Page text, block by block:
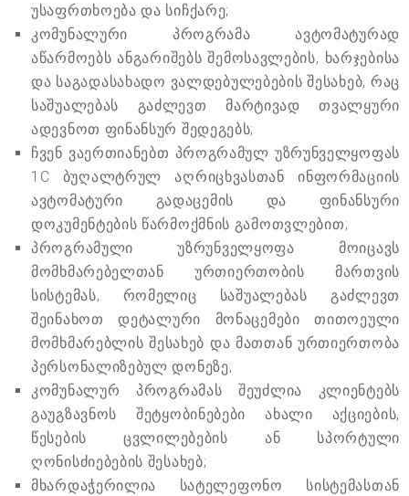
უსაფრთხოება და სიჩქარე;
კომუნალური პროგრამა ავტომატურად
აწარმოებს ანგარიშებს შემოსავლების, ხარჯებისა
და საგადასახადო ვალდებულებების შესახებ, რაც
საშუალებას გაძლევთ მარტივად თვალყური
ადევნოთ ფინანსურ შედეგებს;
ჩვენ ვაერთიანებთ პროგრამულ უზრუნველყოფას
1C ბუღალტრულ აღრიცხვასთან ინფორმაციის
ავტომატური გადაცემის და ფინანსური
დოკუმენტების წარმოქმნის გამოთვლებით;
პროგრამული უზრუნველყოფა მოიცავს
მომხმარებელთან ურთიერთობის მართვის
სისტემას, რომელიც საშუალებას გაძლევთ
შეინახოთ დეტალური მონაცემები თითოეული
მომხმარებლის შესახებ და მათთან ურთიერთობა
პერსონალიზებულ დონეზე;
კომუნალურ პროგრამას შეუძლია კლიენტებს
გაუგზავნოს შეტყობინებები ახალი აქციების,
წესების ცვლილებების ან სპორტული
ღონისძიებების შესახებ;
მხარდაჭერილია სატელეფონო სისტემასთან